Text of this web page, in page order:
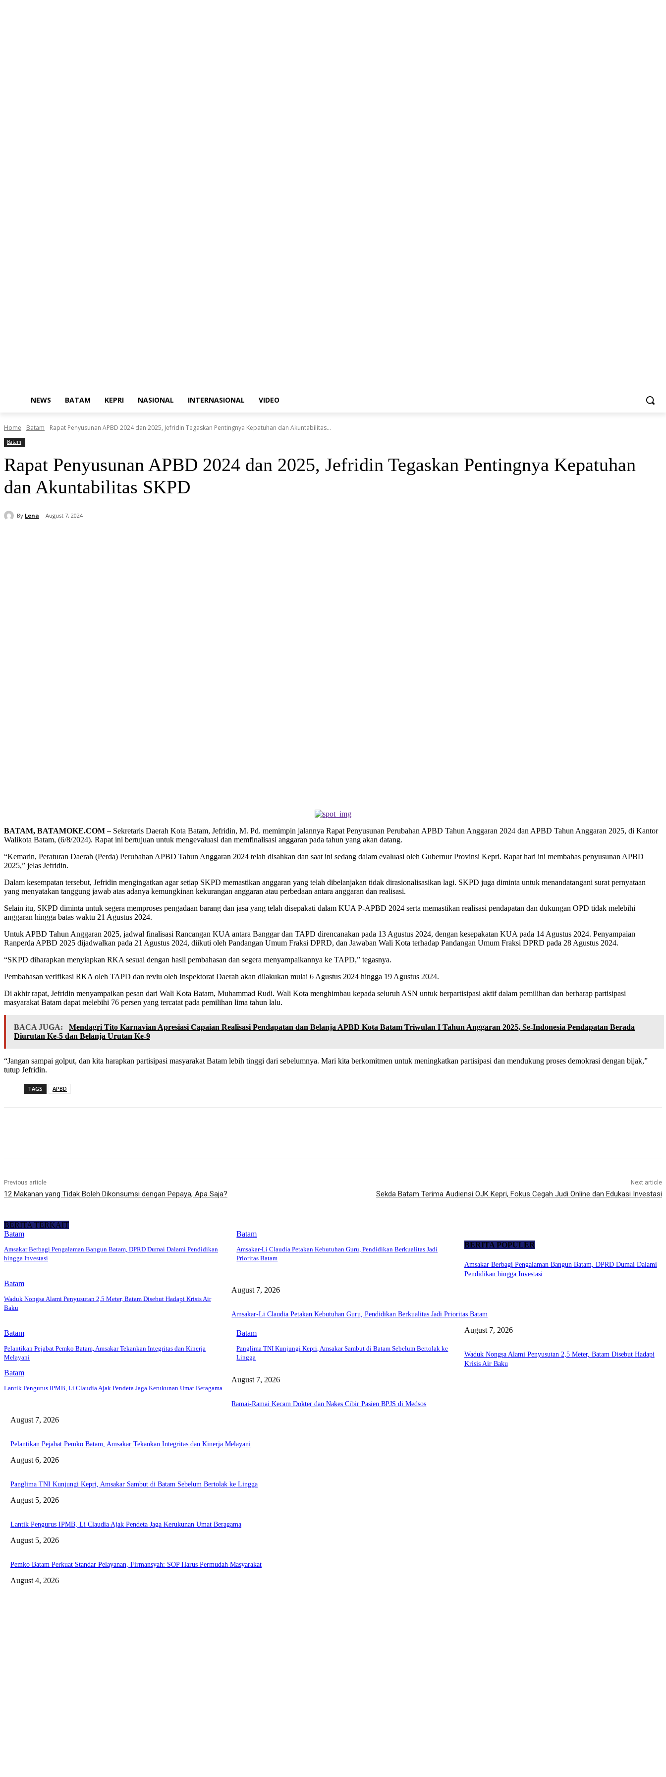
NEWS BATAM KEPRI NASIONAL INTERNASIONAL VIDEO
Home Batam Rapat Penyusunan APBD 2024 dan 2025, Jefridin Tegaskan Pentingnya Kepatuhan dan Akuntabilitas...
Batam
Rapat Penyusunan APBD 2024 dan 2025, Jefridin Tegaskan Pentingnya Kepatuhan
dan Akuntabilitas SKPD
By Lena August 7, 2024
BATAM, BATAMOKE.COM –Sekretaris Daerah Kota Batam, Jefridin, M. Pd. memimpin jalannya Rapat Penyusunan Perubahan APBD Tahun Anggaran 2024 dan APBD Tahun Anggaran 2025, di Kantor
Walikota Batam, (6/8/2024). Rapat ini bertujuan untuk mengevaluasi dan memfinalisasi anggaran pada tahun yang akan datang.
“Kemarin, Peraturan Daerah (Perda) Perubahan APBD Tahun Anggaran 2024 telah disahkan dan saat ini sedang dalam evaluasi oleh Gubernur Provinsi Kepri. Rapat hari ini membahas penyusunan APBD
2025,” jelas Jefridin.
Dalam kesempatan tersebut, Jefridin mengingatkan agar setiap SKPD memastikan anggaran yang telah dibelanjakan tidak dirasionalisasikan lagi. SKPD juga diminta untuk menandatangani surat pernyataan
yang menyatakan tanggung jawab atas adanya kemungkinan kekurangan anggaran atau perbedaan antara anggaran dan realisasi.
Selain itu, SKPD diminta untuk segera memproses pengadaan barang dan jasa yang telah disepakati dalam KUA P-APBD 2024 serta memastikan realisasi pendapatan dan dukungan OPD tidak melebihi
anggaran hingga batas waktu 21 Agustus 2024.
Untuk APBD Tahun Anggaran 2025, jadwal finalisasi Rancangan KUA antara Banggar dan TAPD direncanakan pada 13 Agustus 2024, dengan kesepakatan KUA pada 14 Agustus 2024. Penyampaian
Ranperda APBD 2025 dijadwalkan pada 21 Agustus 2024, diikuti oleh Pandangan Umum Fraksi DPRD, dan Jawaban Wali Kota terhadap Pandangan Umum Fraksi DPRD pada 28 Agustus 2024.
“SKPD diharapkan menyiapkan RKA sesuai dengan hasil pembahasan dan segera menyampaikannya ke TAPD,” tegasnya.
Pembahasan verifikasi RKA oleh TAPD dan reviu oleh Inspektorat Daerah akan dilakukan mulai 6 Agustus 2024 hingga 19 Agustus 2024.
Di akhir rapat, Jefridin menyampaikan pesan dari Wali Kota Batam, Muhammad Rudi. Wali Kota menghimbau kepada seluruh ASN untuk berpartisipasi aktif dalam pemilihan dan berharap partisipasi
masyarakat Batam dapat melebihi 76 persen yang tercatat pada pemilihan lima tahun lalu.
BACA JUGA:
Mendagri Tito Karnavian Apresiasi Capaian Realisasi Pendapatan dan Belanja APBD Kota Batam Triwulan I Tahun Anggaran 2025, Se-Indonesia Pendapatan Berada
Diurutan Ke-5 dan Belanja Urutan Ke-9
“Jangan sampai golput, dan kita harapkan partisipasi masyarakat Batam lebih tinggi dari sebelumnya. Mari kita berkomitmen untuk meningkatkan partisipasi dan mendukung proses demokrasi dengan bijak,”
tutup Jefridin.
TAGS APBD
Previous article
12 Makanan yang Tidak Boleh Dikonsumsi dengan Pepaya, Apa Saja?
Next article
Sekda Batam Terima Audiensi OJK Kepri, Fokus Cegah Judi Online dan Edukasi Investasi
BERITA TERKAIT
Batam
Amsakar Berbagi Pengalaman Bangun Batam, DPRD Dumai Dalami Pendidikan
hingga Investasi
Batam
Amsakar-Li Claudia Petakan Kebutuhan Guru, Pendidikan Berkualitas Jadi
Prioritas Batam
Batam
Waduk Nongsa Alami Penyusutan 2,5 Meter, Batam Disebut Hadapi Krisis Air
Baku
Batam
Pelantikan Pejabat Pemko Batam, Amsakar Tekankan Integritas dan Kinerja
Melayani
Batam
Panglima TNI Kunjungi Kepri, Amsakar Sambut di Batam Sebelum Bertolak ke
Lingga
Batam
Lantik Pengurus IPMB, Li Claudia Ajak Pendeta Jaga Kerukunan Umat Beragama
BERITA POPULER
Amsakar Berbagi Pengalaman Bangun Batam, DPRD Dumai Dalami
Pendidikan hingga Investasi
August 7, 2026
Amsakar-Li Claudia Petakan Kebutuhan Guru, Pendidikan Berkualitas Jadi Prioritas Batam
August 7, 2026
Waduk Nongsa Alami Penyusutan 2,5 Meter, Batam Disebut Hadapi
Krisis Air Baku
August 7, 2026
Ramai-Ramai Kecam Dokter dan Nakes Cibir Pasien BPJS di Medsos
August 7, 2026
Pelantikan Pejabat Pemko Batam, Amsakar Tekankan Integritas dan Kinerja Melayani
August 6, 2026
Panglima TNI Kunjungi Kepri, Amsakar Sambut di Batam Sebelum Bertolak ke Lingga
August 5, 2026
Lantik Pengurus IPMB, Li Claudia Ajak Pendeta Jaga Kerukunan Umat Beragama
August 5, 2026
Pemko Batam Perkuat Standar Pelayanan, Firmansyah: SOP Harus Permudah Masyarakat
August 4, 2026